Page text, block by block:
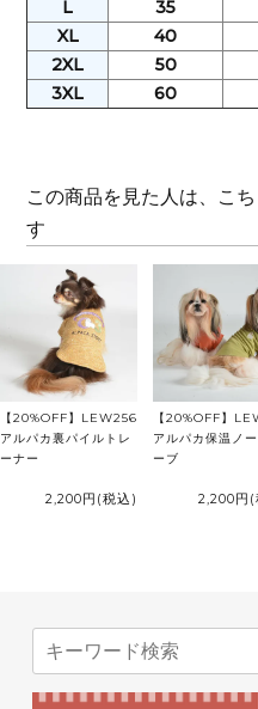
L
35
XL
40
2XL
50
3XL
60
この商品を見た人は、こ
す
【20%OFF】LEW256
アルパカ裏パイルトレ
ーナー
2,200円 (税込)
【20%OFF】
アルパカ保温ノー
ーブ
2,200円 (